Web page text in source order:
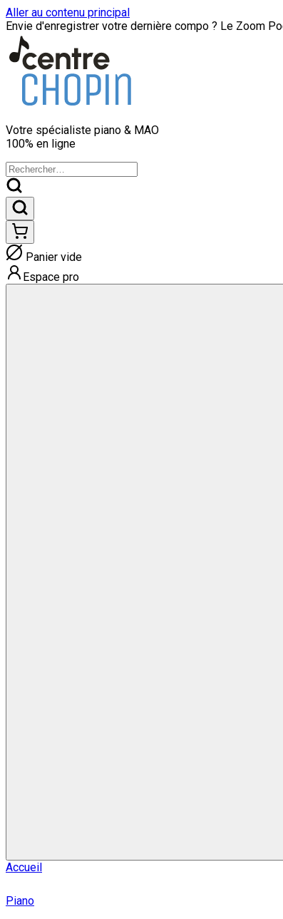
Aller au contenu principal
Envie d'enregistrer votre dernière compo ? Le Zoom
Votre spécialiste piano & MAO
100% en ligne
Panier vide
Espace pro
Accueil
Piano